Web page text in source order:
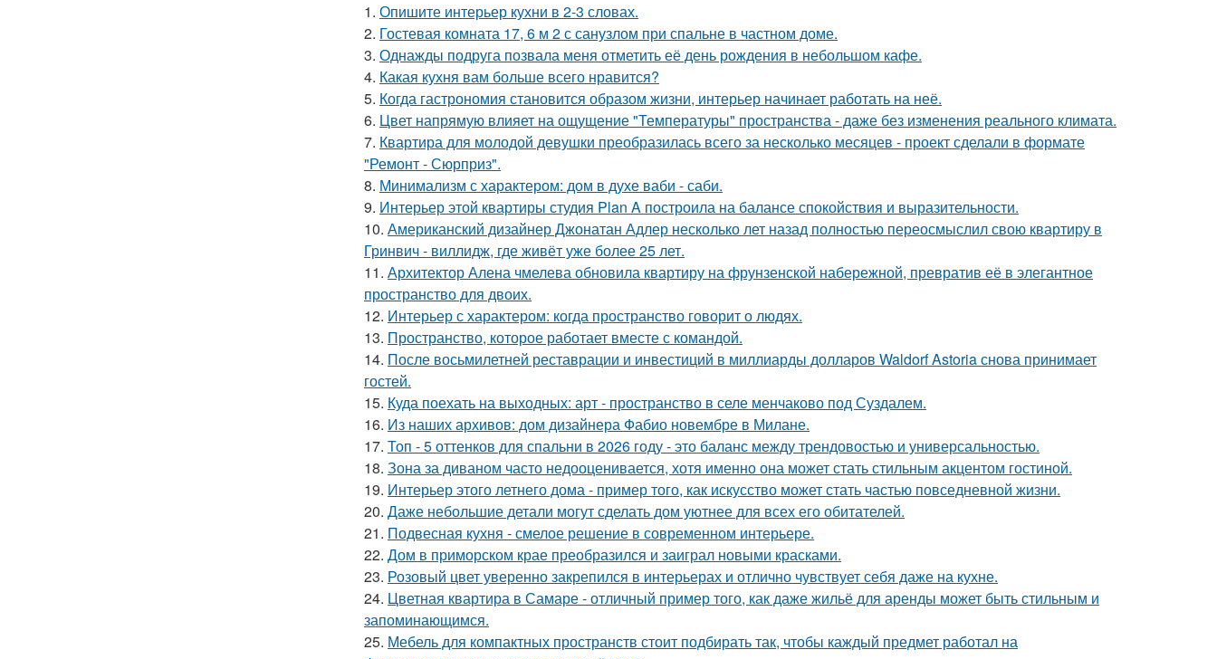
1. Опишите интерьер кухни в 2-3 словах.
2. Гостевая комната 17, 6 м 2 с санузлом при спальне в частном доме.
3. Однажды подруга позвала меня отметить её день рождения в небольшом кафе.
4. Какая кухня вам больше всего нравится?
5. Когда гастрономия становится образом жизни, интерьер начинает работать на неё.
6. Цвет напрямую влияет на ощущение "Температуры" пространства - даже без изменения реального климата.
7. Квартира для молодой девушки преобразилась всего за несколько месяцев - проект сделали в формате
"Ремонт - Сюрприз".
8. Минимализм с характером: дом в духе ваби - саби.
9. Интерьер этой квартиры студия Plan A построила на балансе спокойствия и выразительности.
10. Американский дизайнер Джонатан Адлер несколько лет назад полностью переосмыслил свою квартиру в
Гринвич - виллидж, где живёт уже более 25 лет.
11. Архитектор Алена чмелева обновила квартиру на фрунзенской набережной, превратив её в элегантное
пространство для двоих.
12. Интерьер с характером: когда пространство говорит о людях.
13. Пространство, которое работает вместе с командой.
14. После восьмилетней реставрации и инвестиций в миллиарды долларов Waldorf Astoria снова принимает
гостей.
15. Куда поехать на выходных: арт - пространство в селе менчаково под Суздалем.
16. Из наших архивов: дом дизайнера Фабио новембре в Милане.
17. Топ - 5 оттенков для спальни в 2026 году - это баланс между трендовостью и универсальностью.
18. Зона за диваном часто недооценивается, хотя именно она может стать стильным акцентом гостиной.
19. Интерьер этого летнего дома - пример того, как искусство может стать частью повседневной жизни.
20. Даже небольшие детали могут сделать дом уютнее для всех его обитателей.
21. Подвесная кухня - смелое решение в современном интерьере.
22. Дом в приморском крае преобразился и заиграл новыми красками.
23. Розовый цвет уверенно закрепился в интерьерах и отлично чувствует себя даже на кухне.
24. Цветная квартира в Самаре - отличный пример того, как даже жильё для аренды может быть стильным и
запоминающимся.
25. Мебель для компактных пространств стоит подбирать так, чтобы каждый предмет работал на